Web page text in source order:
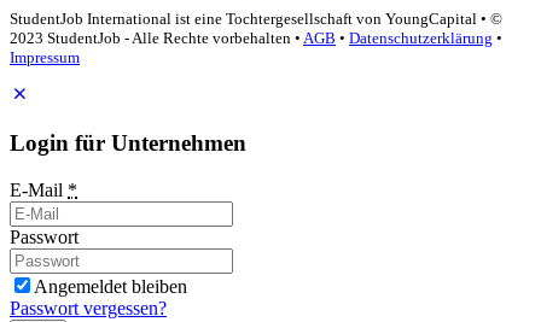
StudentJob International ist eine Tochtergesellschaft von YoungCapital • ©
2023 StudentJob - Alle Rechte vorbehalten • AGB • Datenschutzerklärung •
Impressum
Login für Unternehmen
E-Mail *
Passwort
Angemeldet bleiben
Passwort vergessen?